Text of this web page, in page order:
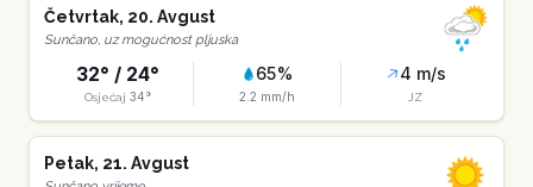
Četvrtak, 20. Avgust
Sunčano, uz mogućnost pljuska
32° / 24°
Osjećaj 34°
65%
2.2 mm/h
4 m/s
JZ
Petak, 21. Avgust